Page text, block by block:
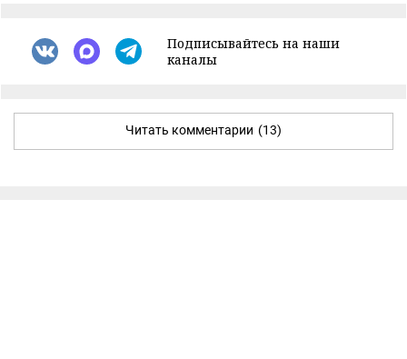
Подписывайтесь на наши
каналы
Читать комментарии (13)